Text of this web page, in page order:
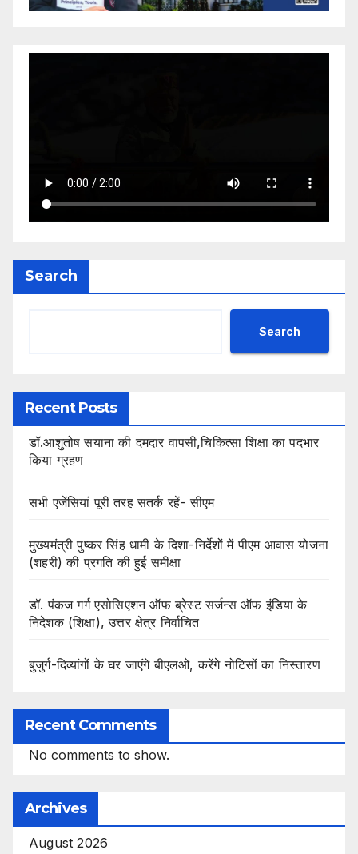
Search
Search
Recent Posts
डॉ.आशुतोष सयाना की दमदार वापसी,चिकित्सा शिक्षा का पदभार
किया ग्रहण
सभी एजेंसियां पूरी तरह सतर्क रहें- सीएम
मुख्यमंत्री पुष्कर सिंह धामी के दिशा-निर्देशों में पीएम आवास योजना
(शहरी) की प्रगति की हुई समीक्षा
डॉ. पंकज गर्ग एसोसिएशन ऑफ ब्रेस्ट सर्जन्स ऑफ इंडिया के
निदेशक (शिक्षा), उत्तर क्षेत्र निर्वाचित
बुजुर्ग-दिव्यांगों के घर जाएंगे बीएलओ, करेंगे नोटिसों का निस्तारण
Recent Comments
No comments to show.
Archives
August 2026